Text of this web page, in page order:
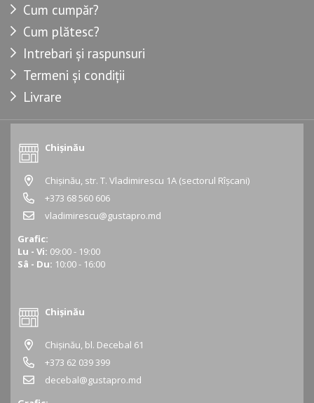
Cum cumpăr?
Cum plătesc?
Intrebari și raspunsuri
Termeni și condiții
Livrare
Chișinău
Chișinău, str. T. Vladimirescu 1A (sectorul Rîșcani)
+373 68 560 606
vladimirescu@gustapro.md
Grafic:
Lu - Vi: 09:00 - 19:00
Sâ - Du: 10:00 - 16:00
Chișinău
Chișinău, bl. Decebal 61
+373 62 039 399
decebal@gustapro.md